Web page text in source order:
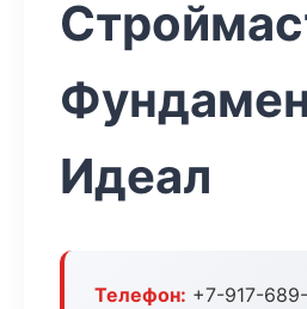
Идеал
Телефон: +7-917-